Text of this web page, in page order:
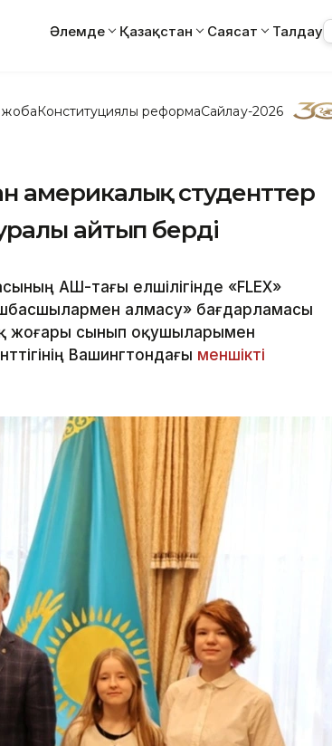
Әлемде Қазақстан Саясат Талдау
Конституциялық реформаСайлау-2026
америкалық студенттер
айтып берді
АҚШ-тағы елшілігінде «FLEX»
алмасу» бағдарламасы
жоғары сынып оқушыларымен
Вашингтондағы меншікті